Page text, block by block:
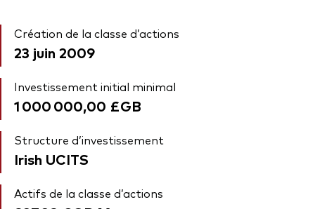
Création de la classe d’actions
23 juin 2009
Investissement initial minimal
1 000 000,00 £GB
Structure d’investissement
Irish UCITS
Actifs de la classe d’actions